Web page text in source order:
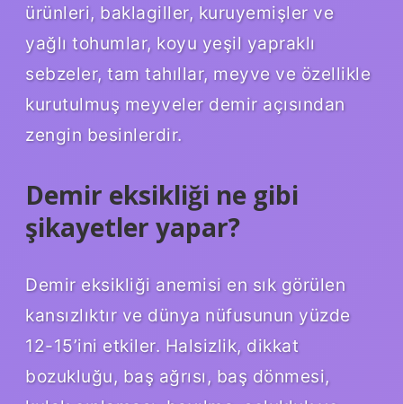
ürünleri, baklagiller, kuruyemişler ve
yağlı tohumlar, koyu yeşil yapraklı
sebzeler, tam tahıllar, meyve ve özellikle
kurutulmuş meyveler demir açısından
zengin besinlerdir.
Demir eksikliği ne gibi
şikayetler yapar?
Demir eksikliği anemisi en sık görülen
kansızlıktır ve dünya nüfusunun yüzde
12-15’ini etkiler. Halsizlik, dikkat
bozukluğu, baş ağrısı, baş dönmesi,